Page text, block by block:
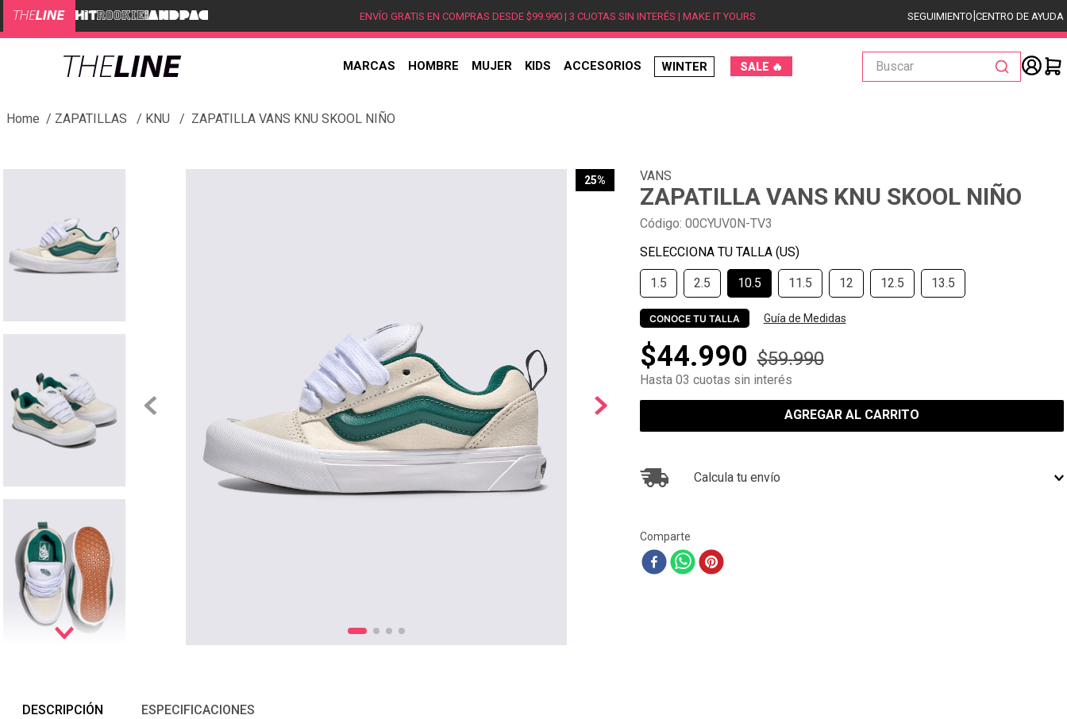
ENVÍO GRATIS EN COMPRAS DESDE $99.990 | 3 CUOTAS SIN INTERÉS | MAKE IT YOURS SEGUIMIENTO|CENTRO DE AYUDA
MARCAS HOMBRE MUJER KIDS ACCESORIOS WINTER SALE 🔥
Buscar
ZAPATILLAS KNU ZAPATILLA VANS KNU SKOOL NIÑO
25% VANS
ZAPATILLA VANS KNU SKOOL NIÑO
Código: 00CYUV0N-TV3
1.5 2.5 10.5 11.5 12 12.5 13.5
CONOCE TU TALLA Guía de Medidas
$44.990 $59.990
Hasta 03 cuotas sin interés
AGREGAR AL CARRITO
Calcula tu envío
Comparte
DESCRIPCIÓN ESPECIFICACIONES
10. ea7